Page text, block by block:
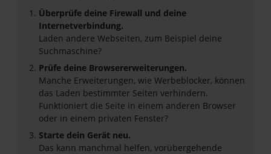
Überprüfe deine Firewall und deine
Internetverbindung.
Laden andere Webseiten, zum Beispiel deine
Suchmaschine?
Prüfe deine Browsererweiterungen.
Manche Erweiterungen, wie Werbeblocker, können
das Laden bestimmter Seiten verhindern.
Funktioniert die Seite in einem anderen Browser
oder in einem privaten Fenster?
Starte dein Gerät neu.
Das kann manchmal helfen, vorübergehende